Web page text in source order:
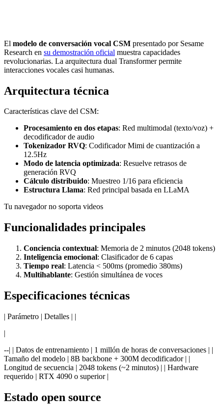
El modelo de conversación vocal CSM presentado por Sesame
Research en su demostración oficial muestra capacidades
revolucionarias. La arquitectura dual Transformer permite
interacciones vocales casi humanas.
Arquitectura técnica
Características clave del CSM:
Procesamiento en dos etapas: Red multimodal (texto/voz) +
decodificador de audio
Tokenizador RVQ: Codificador Mimi de cuantización a
12.5Hz
Modo de latencia optimizada: Resuelve retrasos de
generación RVQ
Cálculo distribuido: Muestreo 1/16 para eficiencia
Estructura Llama: Red principal basada en LLaMA
Tu navegador no soporta videos
Funcionalidades principales
Conciencia contextual: Memoria de 2 minutos (2048 tokens)
Inteligencia emocional: Clasificador de 6 capas
Tiempo real: Latencia < 500ms (promedio 380ms)
Multihablante: Gestión simultánea de voces
Especificaciones técnicas
| Parámetro | Detalles | |
|
--| | Datos de entrenamiento | 1 millón de horas de conversaciones | |
Tamaño del modelo | 8B backbone + 300M decodificador | |
Longitud de secuencia | 2048 tokens (~2 minutos) | | Hardware
requerido | RTX 4090 o superior |
Estado open source